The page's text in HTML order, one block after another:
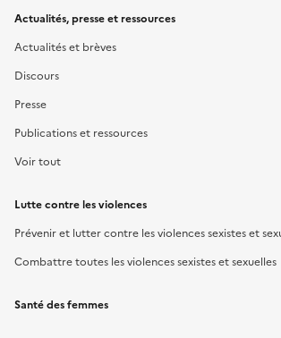
Actualités, presse et ressources
Actualités et brèves
Discours
Presse
Publications et ressources
Voir tout
Lutte contre les violences
Prévenir et lutter contre les violences sexistes et
Combattre toutes les violences sexistes et sexuelles
Santé des femmes